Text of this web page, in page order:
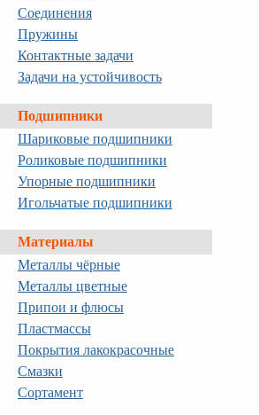
Соединения
Пружины
Контактные задачи
Задачи на устойчивость
Подшипники
Шариковые подшипники
Роликовые подшипники
Упорные подшипники
Игольчатые подшипники
Материалы
Металлы чёрные
Металлы цветные
Припои и флюсы
Пластмассы
Покрытия лакокрасочные
Смазки
Сортамент